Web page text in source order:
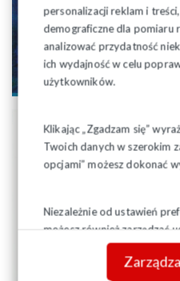
personalizacji reklam i
demograficzne dla pomiaru
analizować przydatność
ich wydajność w celu
użytkowników.
Klikając „Zgadzam się”
Twoich danych w szerokim
opcjami” możesz dokonać
Niezależnie od ustawień
możesz również zarządzać
swojej przeglądarki. Więcej
danych znajdziesz w